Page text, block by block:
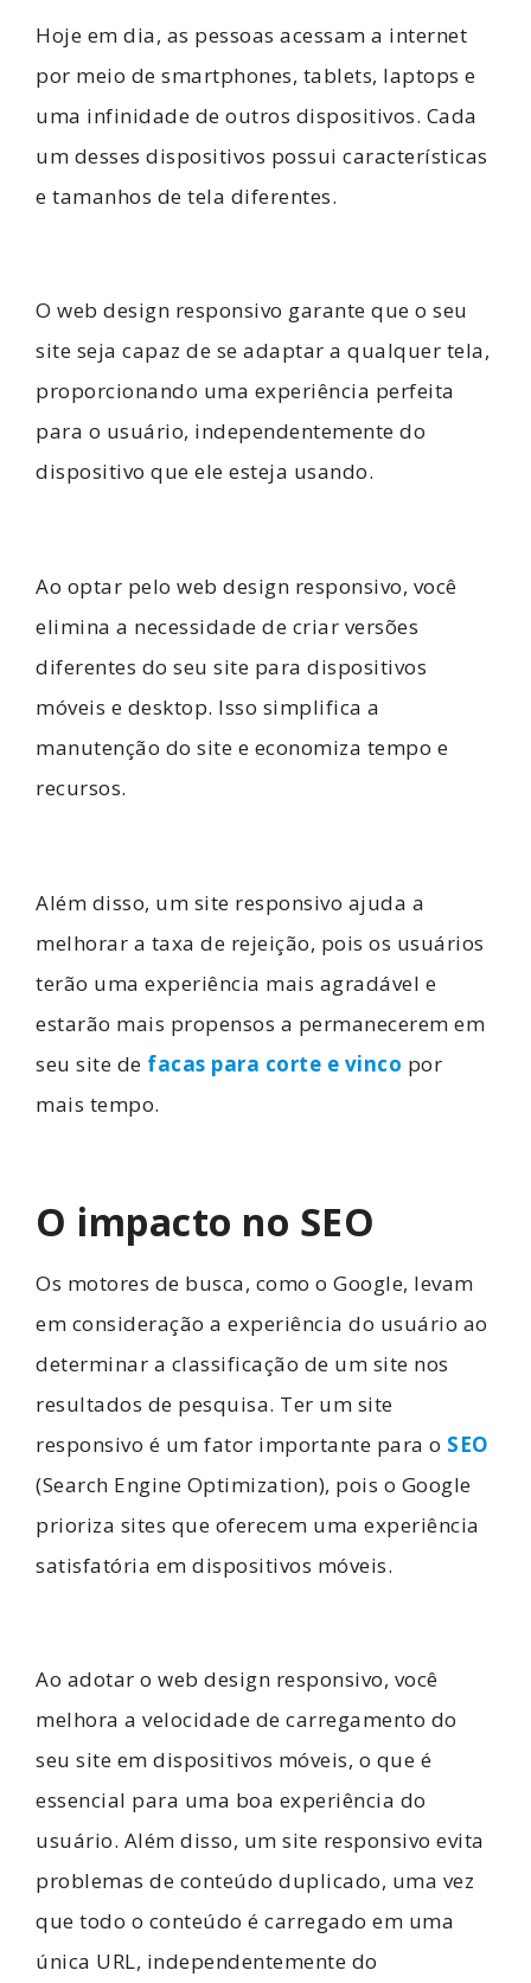
Hoje em dia, as pessoas acessam a internet
por meio de smartphones, tablets, laptops e
uma infinidade de outros dispositivos. Cada
um desses dispositivos possui características
e tamanhos de tela diferentes.
O web design responsivo garante que o seu
site seja capaz de se adaptar a qualquer tela,
proporcionando uma experiência perfeita
para o usuário, independentemente do
dispositivo que ele esteja usando.
Ao optar pelo web design responsivo, você
elimina a necessidade de criar versões
diferentes do seu site para dispositivos
móveis e desktop. Isso simplifica a
manutenção do site e economiza tempo e
recursos.
Além disso, um site responsivo ajuda a
melhorar a taxa de rejeição, pois os usuários
terão uma experiência mais agradável e
estarão mais propensos a permanecerem em
seu site de facas para corte e vinco por
mais tempo.
O impacto no SEO
Os motores de busca, como o Google, levam
em consideração a experiência do usuário ao
determinar a classificação de um site nos
resultados de pesquisa. Ter um site
responsivo é um fator importante para o SEO
(Search Engine Optimization), pois o Google
prioriza sites que oferecem uma experiência
satisfatória em dispositivos móveis.
Ao adotar o web design responsivo, você
melhora a velocidade de carregamento do
seu site em dispositivos móveis, o que é
essencial para uma boa experiência do
usuário. Além disso, um site responsivo evita
problemas de conteúdo duplicado, uma vez
que todo o conteúdo é carregado em uma
única URL, independentemente do